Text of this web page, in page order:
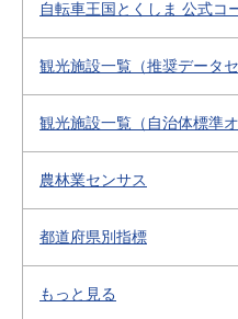
自転車王国とくしま 公式コ
観光施設一覧（推奨データセ
観光施設一覧（自治体標準
農林業センサス
都道府県別指標
もっと見る